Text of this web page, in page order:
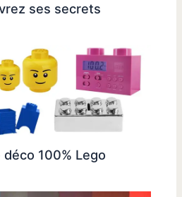
ses secrets
déco 100% Lego